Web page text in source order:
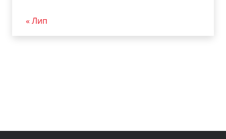
« Лип